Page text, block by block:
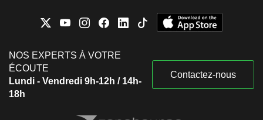
NOS EXPERTS À VOTRE
ÉCOUTE
Lundi - Vendredi 9h-12h / 14h-
18h
Contactez-nous